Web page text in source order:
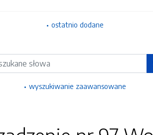
ostatnio dodane
wyszukiwanie zaawansowane